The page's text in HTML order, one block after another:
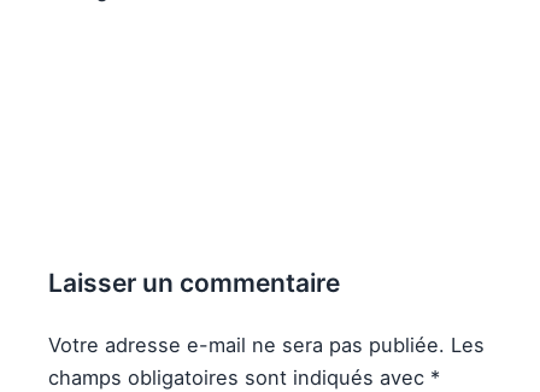
Laisser un commentaire
Votre adresse e-mail ne sera pas publiée. Les
champs obligatoires sont indiqués avec *